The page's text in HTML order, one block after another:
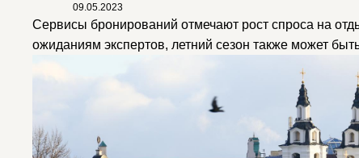
09.05.2023
Сервисы бронирований отмечают рост спроса на
ожиданиям экспертов, летний сезон также может